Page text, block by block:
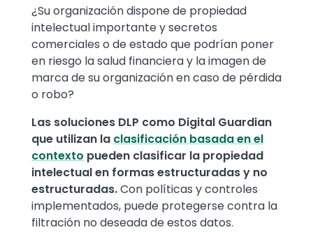
¿Su organización dispone de propiedad
intelectual importante y secretos
comerciales o de estado que podrían poner
en riesgo la salud financiera y la imagen de
marca de su organización en caso de pérdida
o robo?
Las soluciones DLP como Digital Guardian
que utilizan la clasificación basada en el
contexto pueden clasificar la propiedad
intelectual en formas estructuradas y no
estructuradas.Con políticas y controles
implementados, puede protegerse contra la
filtración no deseada de estos datos.